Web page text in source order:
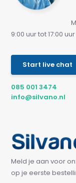
9:00 uur tot 17:00 uur
Start live chat
085 001 3474
info@silvano.nl
Meld je aan voor
op je eerste